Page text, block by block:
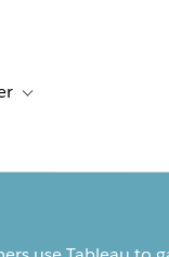
Toggle sub-navigation